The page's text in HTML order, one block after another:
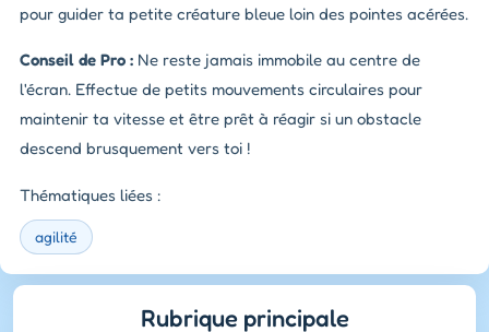
pour guider ta petite créature bleue loin des pointes acérées.
Conseil de Pro : Ne reste jamais immobile au centre de
l'écran. Effectue de petits mouvements circulaires pour
maintenir ta vitesse et être prêt à réagir si un obstacle
descend brusquement vers toi !
Thématiques liées :
agilité
Rubrique principale